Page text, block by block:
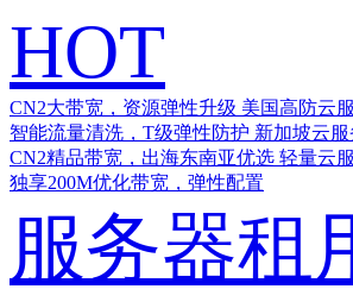
HOT
CN2大带宽，资源弹性升级 美国高防云
智能流量清洗，T级弹性防护 新加坡云服
CN2精品带宽，出海东南亚优选 轻量云
独享200M优化带宽，弹性配置
服务器租